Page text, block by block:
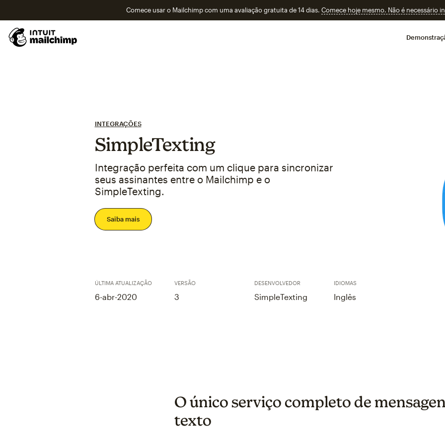
Comece usar o Mailchimp com uma avaliação gratuita de 14 dias. Comece hoje mesmo. Não é necessário
INTEGRAÇÕES
SimpleTexting
Integração perfeita com um clique para sincronizar
seus assinantes entre o Mailchimp e o
SimpleTexting.
Saiba mais
ÚLTIMA ATUALIZAÇÃO
6-abr-2020
VERSÃO
3
DESENVOLVEDOR
SimpleTexting
IDIOMAS
Inglês
O único serviço completo de
texto